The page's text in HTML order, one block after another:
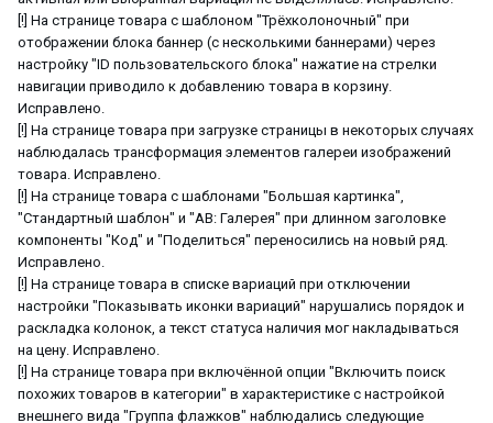
[!] На странице товара с шаблоном "Трёхколоночный" при
отображении блока баннер (с несколькими баннерами) через
настройку "ID пользовательского блока" нажатие на стрелки
навигации приводило к добавлению товара в корзину.
Исправлено.
[!] На странице товара при загрузке страницы в некоторых случаях
наблюдалась трансформация элементов галереи изображений
товара. Исправлено.
[!] На странице товара с шаблонами "Большая картинка",
"Стандартный шаблон" и "АВ: Галерея" при длинном заголовке
компоненты "Код" и "Поделиться" переносились на новый ряд.
Исправлено.
[!] На странице товара в списке вариаций при отключении
настройки "Показывать иконки вариаций" нарушались порядок и
раскладка колонок, а текст статуса наличия мог накладываться
на цену. Исправлено.
[!] На странице товара при включённой опции "Включить поиск
похожих товаров в категории" в характеристике с настройкой
внешнего вида "Группа флажков" наблюдались следующие